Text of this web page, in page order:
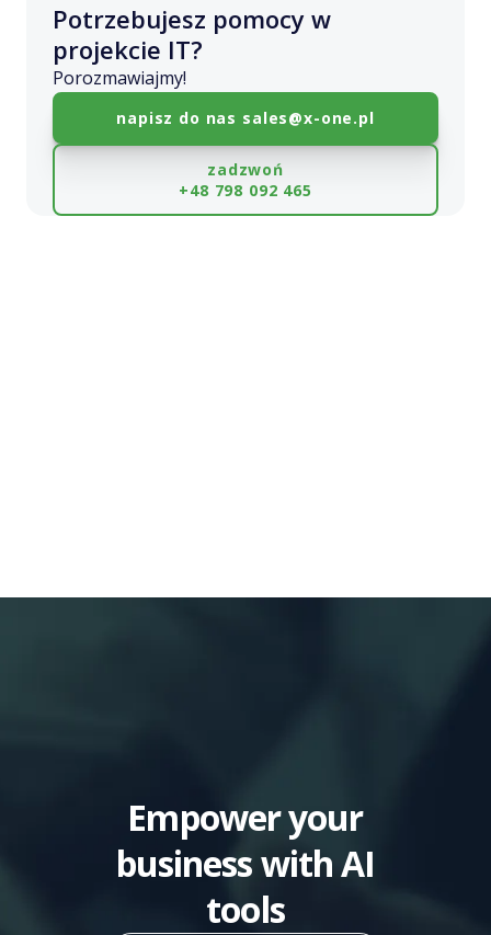
Potrzebujesz pomocy w
projekcie IT?
Porozmawiajmy!
napisz do nas sales@x-one.pl
zadzwoń
+48 798 092 465
Empower your
business with AI
tools